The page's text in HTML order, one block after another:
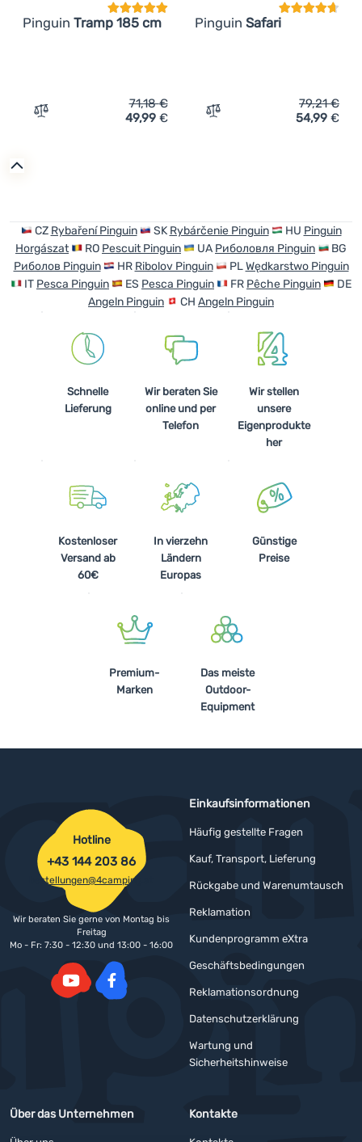
Pinguin Tramp 185 cm
Zum Vergleich 'Schlafsack Pinguin Tramp 185 cm'
71,18€
49,99 €
Pinguin Safari
Zum Vergleich
79,21€
54,99 €
CZ Rybaření Pinguin SK Rybárčenie Pinguin HU Pinguin
Horgászat
RO Pescuit Pinguin UA Риболовля Pinguin
BG
Риболов Pinguin
HR Ribolov Pinguin PLWędkarstwo Pinguin
IT Pesca Pinguin ES Pesca Pinguin FR Pêche Pinguin
DE
Angeln Pinguin
CH Angeln Pinguin
Schnelle
Lieferung
Wir beraten Sie
online und per
Telefon
Wir stellen
unsere
Eigenprodukte
her
Kostenloser
Versand ab
60€
In vierzehn
Ländern
Europas
Günstige
Preise
Premium-
Marken
Das meiste
Outdoor-
Equipment
Einkaufsinformationen
Häufig gestellte Fragen
Kauf, Transport, Lieferung
Rückgabe und Warenumtausch
Reklamation
Kundenprogramm eXtra
Geschäftsbedingungen
Reklamationsordnung
Datenschutzerklärung
Wartung und
Sicherheitshinweise
Über das Unternehmen Kontakte
Hotline
+43 144 203 86
bestellungen@4camping.at
Wir beraten Sie gerne von Montag bis
Freitag
Mo - Fr: 7:30 - 12:30 und 13:00 - 16:00